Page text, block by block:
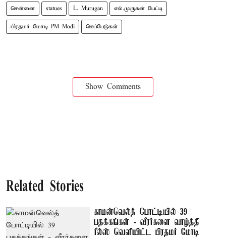
சென்னை statues L. Murugan எல்.முருகன் பேட்டி
பிரதமர் மோடி PM Modi செப்பேடுகள்
Show Comments
Related Stories
காமன்வெல்த் போட்டியில் 39
பதக்கங்கள் - வீரர்களை வாழ்த்தி
ரீல்ஸ் வெளியிட்ட பிரதமர் மோடி